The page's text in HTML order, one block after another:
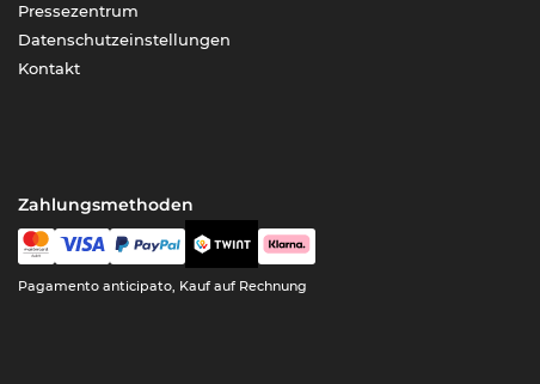
Pressezentrum
Datenschutzeinstellungen
Kontakt
Zahlungsmethoden
Pagamento anticipato, Kauf auf Rechnung